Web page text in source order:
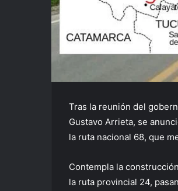
Tras la reunión del
Gustavo Arrieta, se
la ruta nacional 68, que
Contempla la
la ruta provincial 24,